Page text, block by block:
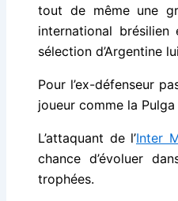
tout de même une
international
sélection d’Argentine
Pour l’ex-défenseur
joueur comme la
L’attaquant de l’Inter
chance d’évoluer
trophées.